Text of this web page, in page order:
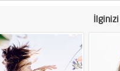
İlginizi